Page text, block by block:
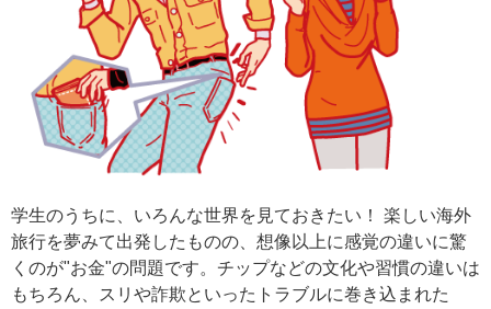
学生のうちに、いろんな世界を見ておきたい！ 楽しい海外
旅行を夢みて出発したものの、想像以上に感覚の違いに驚
くのが"お金"の問題です。チップなどの文化や習慣の違いは
もちろん、スリや詐欺といったトラブルに巻き込まれた